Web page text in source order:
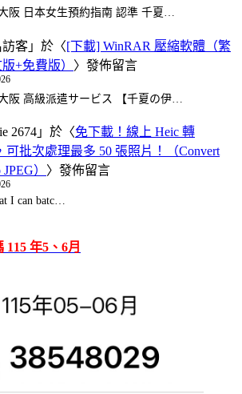
阪 日本女生預約指南 認準 千夏…
訪客 」於〈[下載] WinRAR 壓縮軟體（繁
+免費版） 〉發佈留言
阪 高級派遣サービス 【千夏の伊…
2674 」於〈免下載！線上 Heic 轉
可批次處理最多 50 張照片！（Convert
） 〉發佈留言
I can batc…
年5、6月